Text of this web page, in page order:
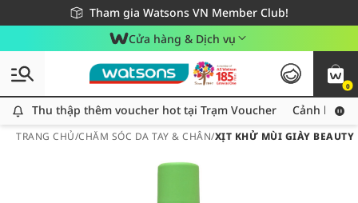
Tham gia Watsons VN Member Club!
Miễn phí giao hàng cho đơn hàng từ 249,000Đ
Giao hàng nhanh 24h - Áp dụng khu vực TP. Hồ Chí Minh
Cửa hàng & Dịch vụ
0
Thu thập thêm voucher hot tại Trạm Voucher
Thu thập thêm voucher hot tại Trạm Voucher Cảnh báo
TRANG CHỦ/CHĂM SÓC DA TAY & CHÂN/XỊT KHỬ MÙI GIÀY BEAUTY